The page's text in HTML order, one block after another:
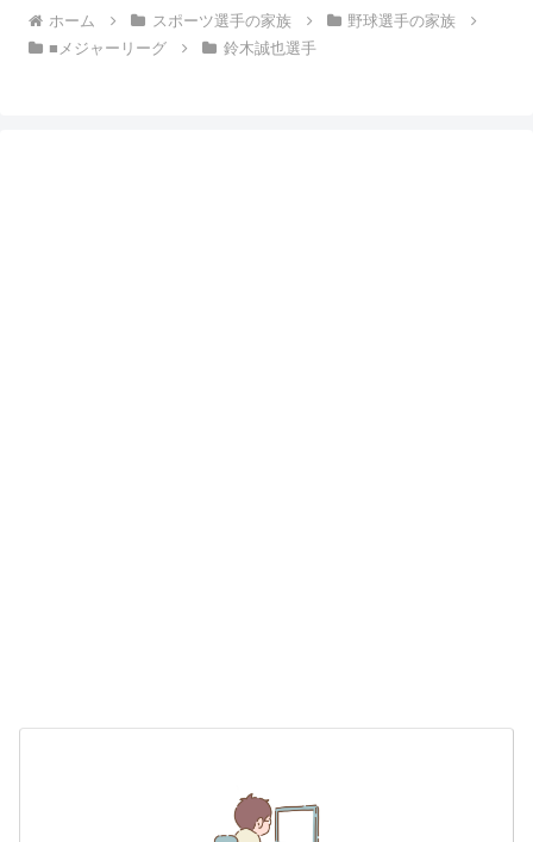
ホーム スポーツ選手の家族
野球選手の家族
■メジャーリーグ
鈴木誠也選手